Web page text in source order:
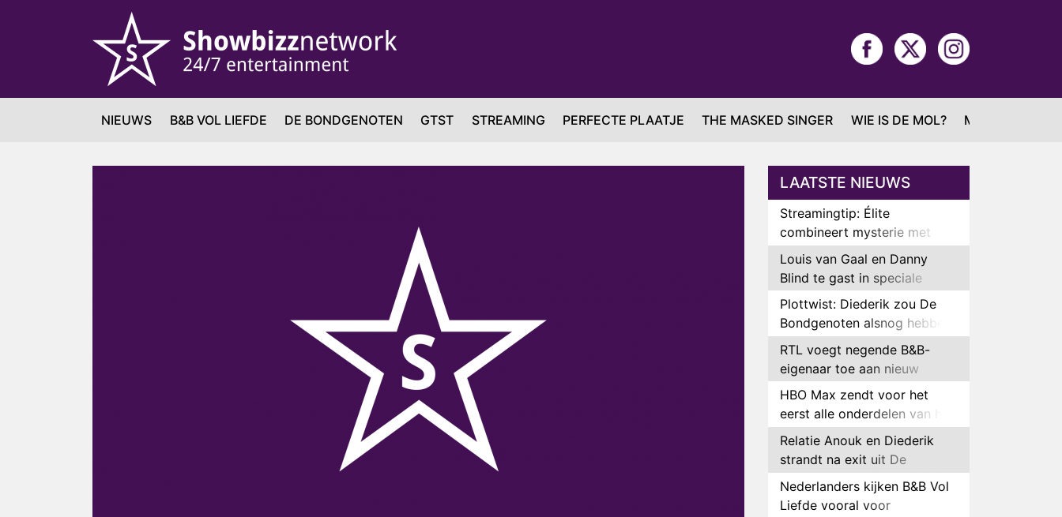
NIEUWS B&B VOL LIEFDE DE BONDGENOTEN GTST STREAMING PERFECTE PLAATJE THE MASKED SINGER WIE IS DE MOL? MAFS
LAATSTE NIEUWS
Streamingtip: Élite
combineert mysterie met
romantie
Louis van Gaal en Danny
Blind te gast in speciale
aflevering van Tussen de
Palen
Plottwist: Diederik zou De
Bondgenoten alsnog hebben
verlaten
RTL voegt negende B&B-
eigenaar toe aan nieuw
seizoen B&B Vol Liefde
HBO Max zendt voor het
eerst alle onderdelen van het
EK Atletiek uit
Relatie Anouk en Diederik
strandt na exit uit De
Bondgenoten
Nederlanders kijken B&B Vol
Liefde vooral voor